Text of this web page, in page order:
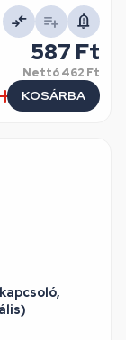
587 Ft
Nettó462 Ft
KOSÁRBA